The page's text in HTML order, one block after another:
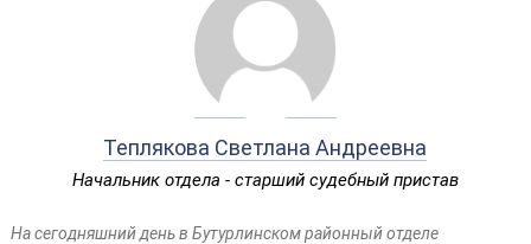
Теплякова Светлана Андреевна
Начальник отдела - старший судебный пристав
На сегодняшний день в Бутурлинском районный отделе